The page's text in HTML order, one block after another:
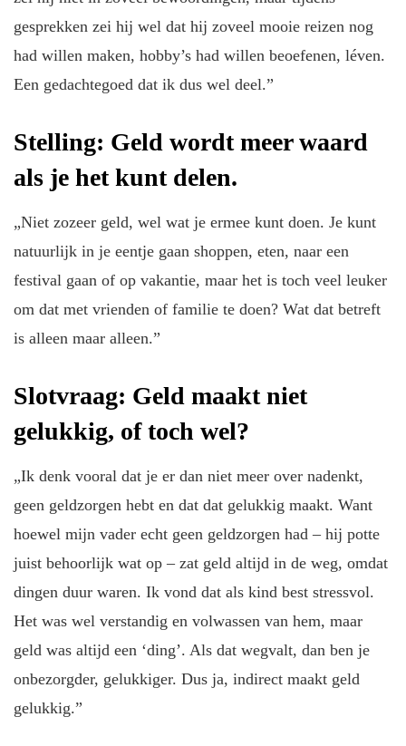
gesprekken zei hij wel dat hij zoveel mooie reizen nog
had willen maken, hobby’s had willen beoefenen, léven.
Een gedachtegoed dat ik dus wel deel.”
Stelling: Geld wordt meer waard
als je het kunt delen.
„Niet zozeer geld, wel wat je ermee kunt doen. Je kunt
natuurlijk in je eentje gaan shoppen, eten, naar een
festival gaan of op vakantie, maar het is toch veel leuker
om dat met vrienden of familie te doen? Wat dat betreft
is alleen maar alleen.”
Slotvraag: Geld maakt niet
gelukkig, of toch wel?
„Ik denk vooral dat je er dan niet meer over nadenkt,
geen geldzorgen hebt en dat dat gelukkig maakt. Want
hoewel mijn vader echt geen geldzorgen had – hij potte
juist behoorlijk wat op – zat geld altijd in de weg, omdat
dingen duur waren. Ik vond dat als kind best stressvol.
Het was wel verstandig en volwassen van hem, maar
geld was altijd een ‘ding’. Als dat wegvalt, dan ben je
onbezorgder, gelukkiger. Dus ja, indirect maakt geld
gelukkig.”